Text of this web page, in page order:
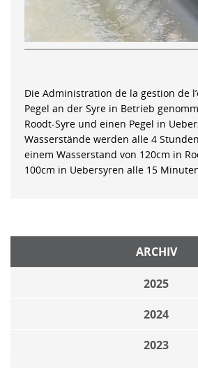
Die Administration de la gestion de
Pegel an der Syre in Betrieb
Roodt-Syre und einen Pegel in
Wasserstände werden alle 4
einem Wasserstand von 120cm in
100cm in Uebersyren alle 15
ARCHIV
2025
2024
2023